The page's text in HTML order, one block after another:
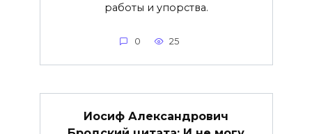
работы и упорства.
0 25
Иосиф Александрович